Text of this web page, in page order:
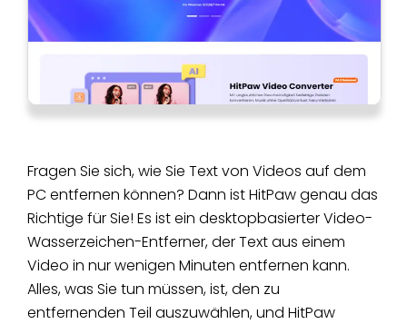
Fragen Sie sich, wie Sie Text von Videos auf dem
PC entfernen können? Dann ist HitPaw genau das
Richtige für Sie! Es ist ein desktopbasierter Video-
Wasserzeichen-Entferner, der Text aus einem
Video in nur wenigen Minuten entfernen kann.
Alles, was Sie tun müssen, ist, den zu
entfernenden Teil auszuwählen, und HitPaw